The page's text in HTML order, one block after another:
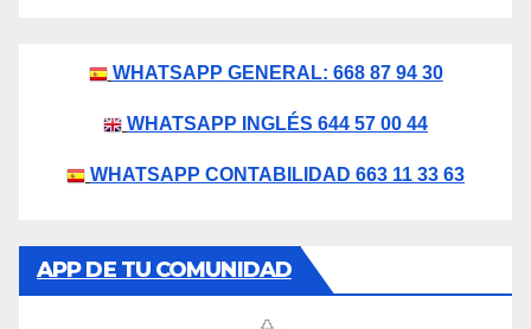
WHATSAPP GENERAL: 668 87 94 30
WHATSAPP INGLÉS 644 57 00 44
WHATSAPP CONTABILIDAD 663 11 33 63
APP DE TU COMUNIDAD